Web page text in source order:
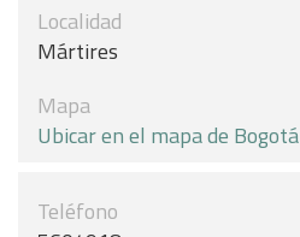
Localidad
Mártires
Mapa
Ubicar en el mapa de Bogotá
Teléfono